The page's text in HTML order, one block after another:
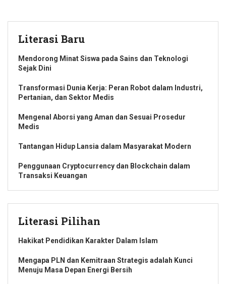
Literasi Baru
Mendorong Minat Siswa pada Sains dan Teknologi
Sejak Dini
Transformasi Dunia Kerja: Peran Robot dalam Industri,
Pertanian, dan Sektor Medis
Mengenal Aborsi yang Aman dan Sesuai Prosedur
Medis
Tantangan Hidup Lansia dalam Masyarakat Modern
Penggunaan Cryptocurrency dan Blockchain dalam
Transaksi Keuangan
Literasi Pilihan
Hakikat Pendidikan Karakter Dalam Islam
Mengapa PLN dan Kemitraan Strategis adalah Kunci
Menuju Masa Depan Energi Bersih